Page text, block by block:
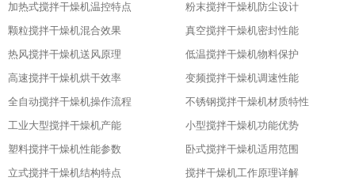
加热式搅拌干燥机温控特点
粉末搅拌干燥机防尘设计
颗粒搅拌干燥机混合效果
真空搅拌干燥机密封性能
热风搅拌干燥机送风原理
低温搅拌干燥机物料保护
高速搅拌干燥机烘干效率
变频搅拌干燥机调速性能
全自动搅拌干燥机操作流程
不锈钢搅拌干燥机材质特性
工业大型搅拌干燥机产能
小型搅拌干燥机功能优势
塑料搅拌干燥机性能参数
卧式搅拌干燥机适用范围
立式搅拌干燥机结构特点
搅拌干燥机工作原理详解